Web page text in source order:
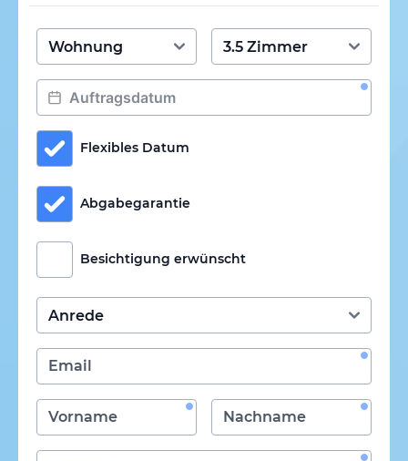
Flexibles Datum
Abgabegarantie
Besichtigung erwünscht